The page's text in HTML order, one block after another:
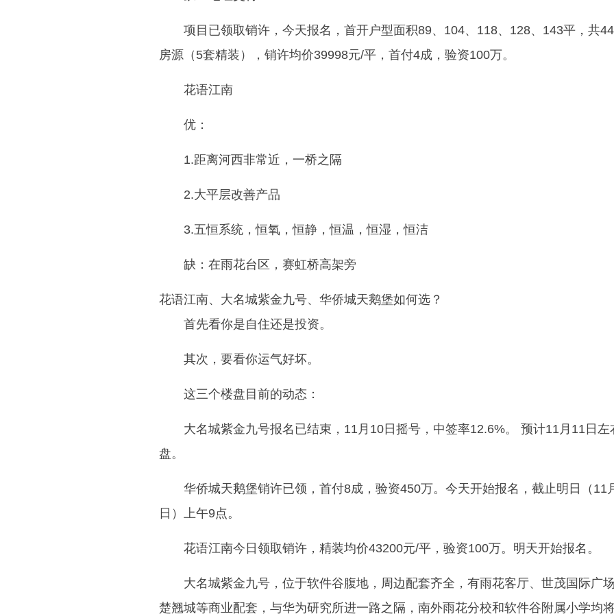
项目已领取销许，今天报名，首开户型面积89、104、118、128、143平，共
房源（5套精装），销许均价39998元/平，首付4成，验资100万。
花语江南
优：
1.距离河西非常近，一桥之隔
2.大平层改善产品
3.五恒系统，恒氧，恒静，恒温，恒湿，恒洁
缺：在雨花台区，赛虹桥高架旁
花语江南、大名城紫金九号、华侨城天鹅堡如何选？
首先看你是自住还是投资。
其次，要看你运气好坏。
这三个楼盘目前的动态：
大名城紫金九号报名已结束，11月10日摇号，中签率12.6%。 预计11月11日左
盘。
华侨城天鹅堡销许已领，首付8成，验资450万。今天开始报名，截止明日（11
日）上午9点。
花语江南今日领取销许，精装均价43200元/平，验资100万。明天开始报名。
大名城紫金九号，位于软件谷腹地，周边配套齐全，有雨花客厅、世茂国际广
楚翘城等商业配套，与华为研究所进一路之隔，南外雨花分校和软件谷附属小学均